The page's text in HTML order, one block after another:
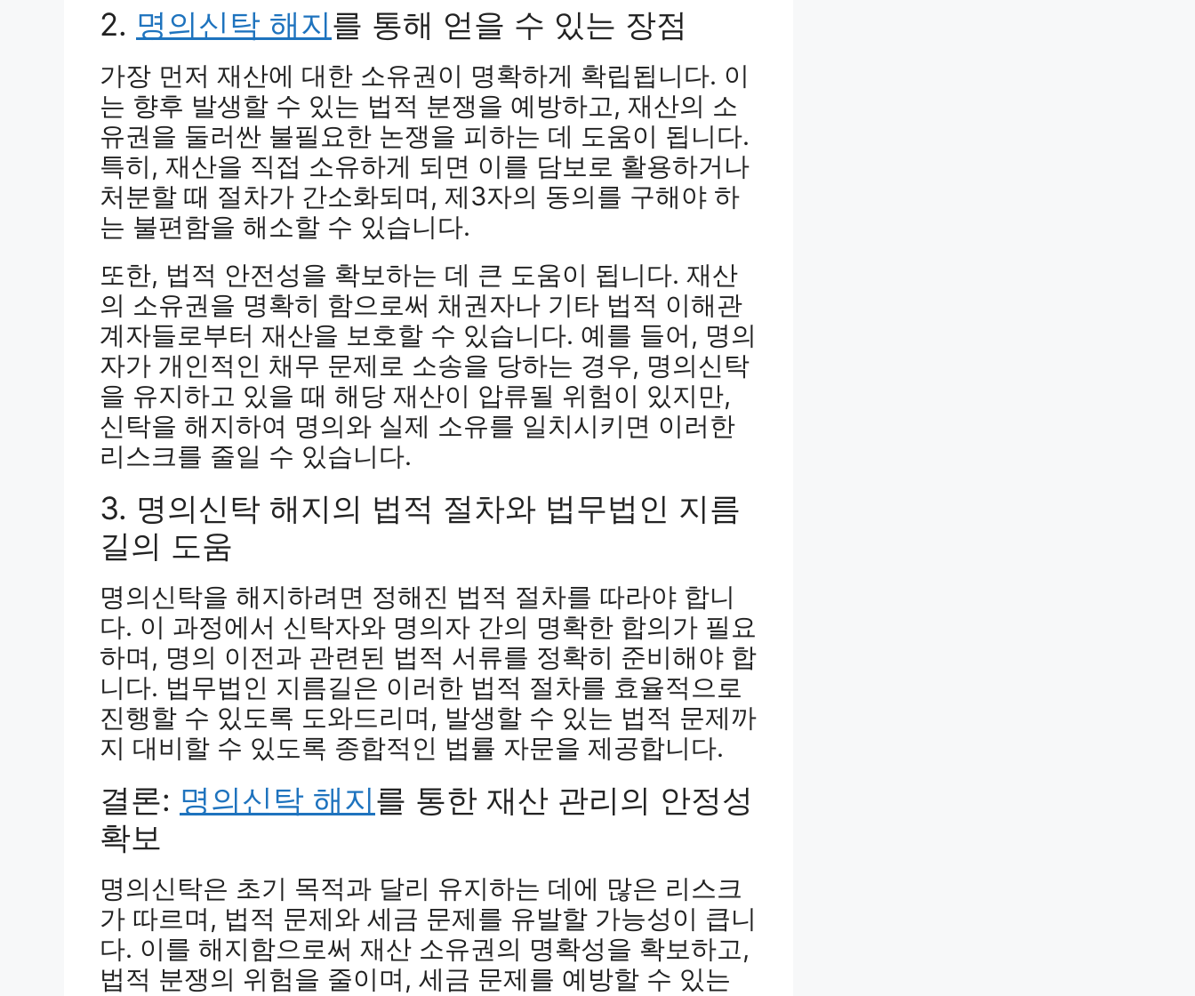
2. 명의신탁 해지를 통해 얻을 수 있는 장점
가장 먼저 재산에 대한 소유권이 명확하게 확립됩니다. 이
는 향후 발생할 수 있는 법적 분쟁을 예방하고, 재산의 소
유권을 둘러싼 불필요한 논쟁을 피하는 데 도움이 됩니다.
특히, 재산을 직접 소유하게 되면 이를 담보로 활용하거나
처분할 때 절차가 간소화되며, 제3자의 동의를 구해야 하
는 불편함을 해소할 수 있습니다.
또한, 법적 안전성을 확보하는 데 큰 도움이 됩니다. 재산
의 소유권을 명확히 함으로써 채권자나 기타 법적 이해관
계자들로부터 재산을 보호할 수 있습니다. 예를 들어, 명의
자가 개인적인 채무 문제로 소송을 당하는 경우, 명의신탁
을 유지하고 있을 때 해당 재산이 압류될 위험이 있지만,
신탁을 해지하여 명의와 실제 소유를 일치시키면 이러한
리스크를 줄일 수 있습니다.
3. 명의신탁 해지의 법적 절차와 법무법인 지름
길의 도움
명의신탁을 해지하려면 정해진 법적 절차를 따라야 합니
다. 이 과정에서 신탁자와 명의자 간의 명확한 합의가 필요
하며, 명의 이전과 관련된 법적 서류를 정확히 준비해야 합
니다. 법무법인 지름길은 이러한 법적 절차를 효율적으로
진행할 수 있도록 도와드리며, 발생할 수 있는 법적 문제까
지 대비할 수 있도록 종합적인 법률 자문을 제공합니다.
결론: 명의신탁 해지를 통한 재산 관리의 안정성
확보
명의신탁은 초기 목적과 달리 유지하는 데에 많은 리스크
가 따르며, 법적 문제와 세금 문제를 유발할 가능성이 큽니
다. 이를 해지함으로써 재산 소유권의 명확성을 확보하고,
법적 분쟁의 위험을 줄이며, 세금 문제를 예방할 수 있는